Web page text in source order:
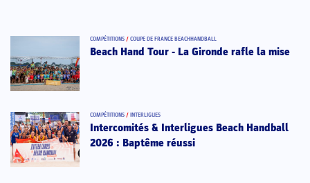
COMPÉTITIONS / COUPE DE FRANCE BEACHHANDBALL
Beach Hand Tour - La Gironde rafle la mise
COMPÉTITIONS / INTERLIGUES
Intercomités & Interligues Beach Handball
2026 : Baptême réussi